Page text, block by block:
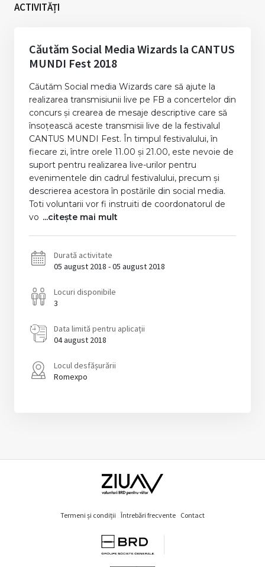
ACTIVITĂȚI
Căutăm Social Media Wizards la CANTUS
MUNDI Fest 2018
Căutăm Social media Wizards care să ajute la
realizarea transmisiunii live pe FB a concertelor din
concurs și crearea de mesaje descriptive care să
însoțească aceste transmisii live de la festivalul
CANTUS MUNDI Fest. În timpul festivalului, în
fiecare zi, între orele 11.00 și 21.00, este nevoie de
suport pentru realizarea live-urilor pentru
evenimentele din cadrul festivalului, precum şi
descrierea acestora în postările din social media.
Toti voluntarii vor fi instruiti de coordonatorul de
vo ...citește mai mult
Durată activitate
05 august 2018 - 05 august 2018
Locuri disponibile
3
Data limită pentru aplicații
04 august 2018
Locul desfășurării
Romexpo
Termeni și condiții Întrebări frecvente Contact